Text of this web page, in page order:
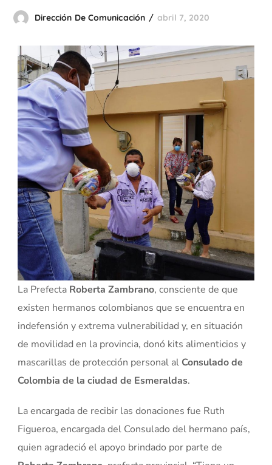
Dirección De Comunicación abril 7, 2020
La Prefecta Roberta Zambrano, consciente de que
existen hermanos colombianos que se encuentra en
indefensión y extrema vulnerabilidad y, en situación
de movilidad en la provincia, donó kits alimenticios y
mascarillas de protección personal al Consulado de
Colombia de la ciudad de Esmeraldas.
La encargada de recibir las donaciones fue Ruth
Figueroa, encargada del Consulado del hermano país,
quien agradeció el apoyo brindado por parte de